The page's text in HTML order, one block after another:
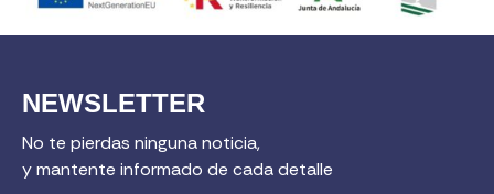
NEWSLETTER
No te pierdas ninguna noticia,
y mantente informado de cada detalle